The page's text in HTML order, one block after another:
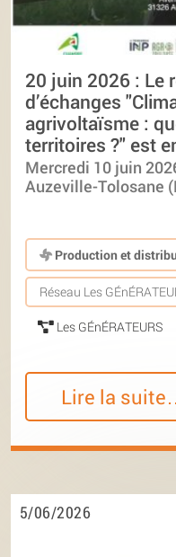
20 juin 2026 : Le
d’échanges
agrivoltaïsme :
territoires ?" est
Mercredi 10 juin
Auzeville-Tolosane
Production et
Réseau Les
Les GÉnÉRATEURS
Lire la
5/06/2026